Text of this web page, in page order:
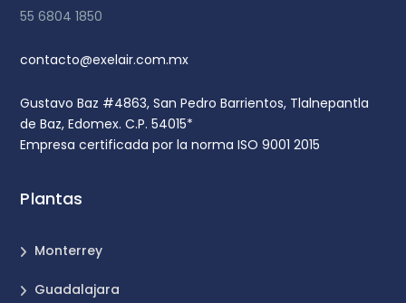
55 6804 1850
contacto@exelair.com.mx
Gustavo Baz #4863, San Pedro Barrientos, Tlalnepantla
de Baz, Edomex. C.P. 54015*
Empresa certificada por la norma ISO 9001 2015
Plantas
Monterrey
Guadalajara